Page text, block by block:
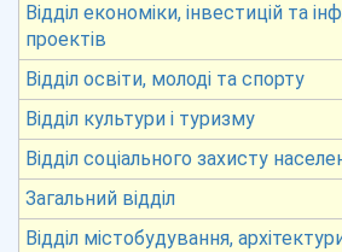
Відділ економіки, інвестицій та
проектів
Відділ освіти, молоді та спорту
Відділ культури і туризму
Відділ соціального захисту
Загальний відділ
Відділ містобудування,